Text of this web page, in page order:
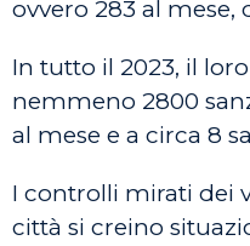
ovvero 283 al mese,
In tutto il 2023, il
nemmeno 2800
al mese e a circa 8
I controlli mirati dei
città si creino